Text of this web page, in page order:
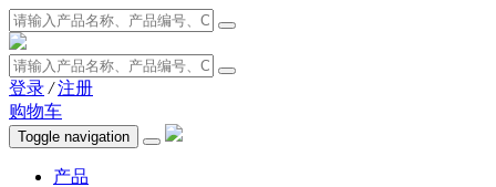
登录 / 注册
购物车
Toggle navigation
产品